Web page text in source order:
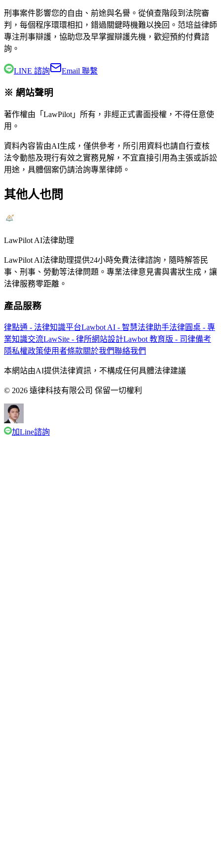
刑事案件影響您的自由、前途與名譽。從偵查階段到法院審
判，每個程序環環相扣，錯過關鍵時機難以挽回。 范培益律師
專注刑事辯護，協助您及早掌握辯護先機，歡迎預約付費諮
詢。
LINE 諮詢 Email 聯繫
※ 網站聲明
著作權由「LawPilot」所有，非經正式書面授權，不得任意使
用。
資料內容皆由AI生成，僅供參考，所引用資料也請自行查核
法令動態及現行有效之實務見解，不宜直接引用為主張或訴訟
用途，具體個案仍請洽詢專業律師。
其他人也問
LawPilot AI法律助理
LawPilot AI法律助理提供24小時免費法律諮詢，隨時解答民
事、刑事、勞動等法律問題。專業法律意見書與書狀生成，讓
法律服務零距離。
產品服務
律點通 - 法律知識平台Lawbot AI - 智慧法律助手法律圓桌 - 專
業知識交流LawSite - 律所網站設計Lawbot 教育版 - 司律備考
隱私權政策使用者條款關於我們聯絡我們
本網站由AI提供法律資訊，不構成任何具體法律建議
© 2026 遠律科技有限公司 保留一切權利
加Line諮詢